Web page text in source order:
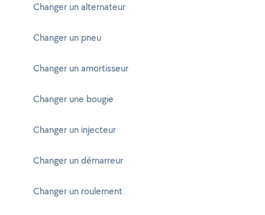
Changer un alternateur
Changer un pneu
Changer un amortisseur
Changer une bougie
Changer un injecteur
Changer un démarreur
Changer un roulement